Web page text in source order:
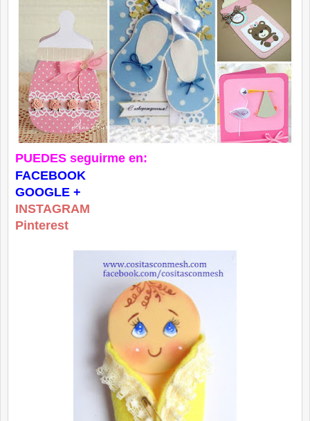
PUEDES seguirme en:
FACEBOOK
GOOGLE +
INSTAGRAM
Pinterest